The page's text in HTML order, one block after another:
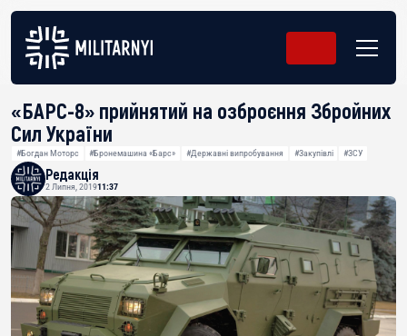
«БАРС-8» прийнятий на озброєння Збройних
Сил України
#Богдан Моторс #Бронемашина «Барс» #Державні випробування #Закупівлі #ЗСУ
Редакція
2 Липня, 201911:37